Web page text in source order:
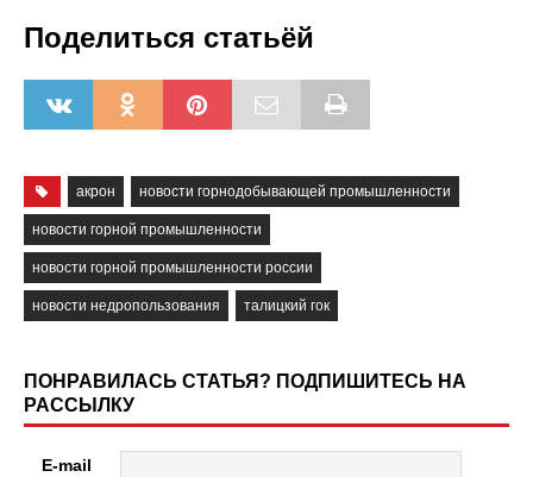
Поделиться статьёй
акрон новости горнодобывающей промышленности
новости горной промышленности
новости горной промышленности россии
новости недропользования талицкий гок
ПОНРАВИЛАСЬ СТАТЬЯ? ПОДПИШИТЕСЬ НА
РАССЫЛКУ
E-mail